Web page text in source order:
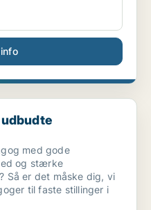
i...
med gode
og stærke
Så er det måske dig, vi
til faste stillinger i